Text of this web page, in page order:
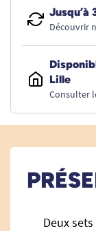
Jusqu’à
Découvrir
Lille
Consulter
Deux